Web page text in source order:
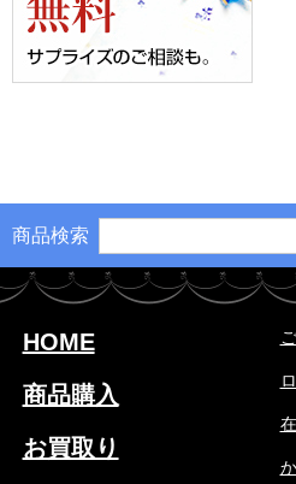
商品検索
HOME
商品購入
お買取り